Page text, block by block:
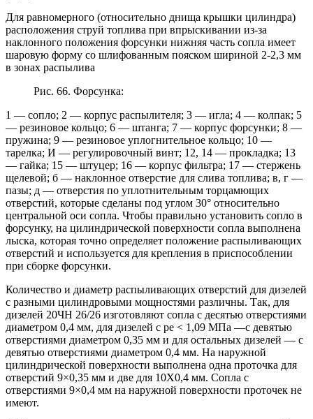
Для равномерного (относительно днища крышки цилиндра)
расположения струй топлива при впрыскивании из-за
наклонного положения форсунки нижняя часть сопла имеет
шаровую форму со шлифованным пояском шириной 2-2,3 мм
в зонах распылива
Рис. 66. Форсунка:
1 — сопло; 2 — корпус распылителя; 3 — игла; 4 — колпак; 5
— резиновое кольцо; 6 — штанга; 7 — корпус форсунки; 8 —
пружина; 9 — резиновое уплогнительное кольцо; 10 —
тарелка; И — регулировочный винт; 12, 14 — прокладка; 13
— гайка; 15 — штуцер; 16 — корпус фильтра; 17 — стержень
щелевой; б — наклонное отверстие для слива топлива; в, г —
пазы; д — отверстия по уплотнительным торцамющих
отверстий, которые сделаны под углом 30° относительно
центральной оси сопла. Чтобы правильно установить сопло в
форсунку, на цилиндрической поверхности сопла выполнена
лыска, которая точно определяет положение распыливающих
отверстий и используется для крепления в приспособлении
при сборке форсунки.
Количество и диаметр распыливающих отверстий для дизелей
с разными цилиндровыми мощностями различны. Так, для
дизелей 20ЧН 26/26 изготовляют сопла с десятью отверстиями
диаметром 0,4 мм, для дизелей с ре < 1,09 МПа —с девятью
отверстиями диаметром 0,35 мм и для остальных дизелей — с
девятью отверстиями диаметром 0,4 мм. На наружной
цилиндрической поверхности выполнена одна проточка для
отверстий 9×0,35 мм и две для 10X0,4 мм. Сопла с
отверстиями 9×0,4 мм на наружной поверхности проточек не
имеют.